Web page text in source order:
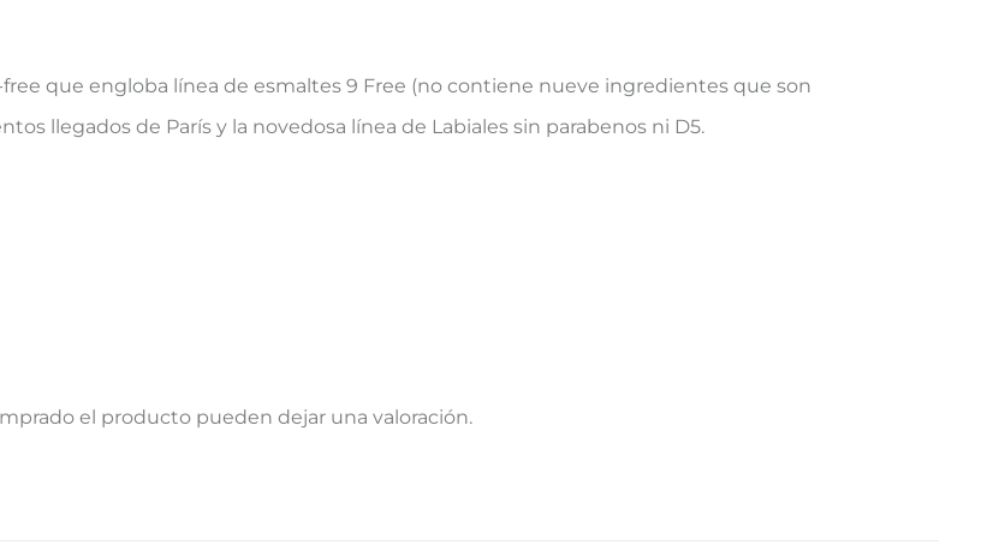
que engloba línea de esmaltes 9 Free (no contiene nueve ingredientes que son
llegados de París y la novedosa línea de Labiales sin parabenos ni D5.
el producto pueden dejar una valoración.